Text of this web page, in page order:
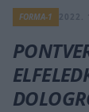
FORMA-1